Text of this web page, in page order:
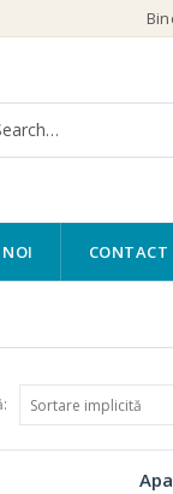
NOI CONTACT